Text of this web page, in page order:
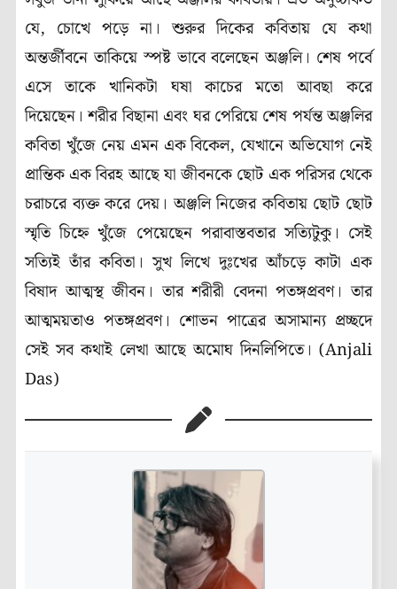
যে, চোখে পড়ে না। শুরুর দিকের কবিতায় যে কথা
অন্তর্জীবনে তাকিয়ে স্পষ্ট ভাবে বলেছেন অঞ্জলি। শেষ পর্বে
এসে তাকে খানিকটা ঘষা কাচের মতো আবছা করে
দিয়েছেন। শরীর বিছানা এবং ঘর পেরিয়ে শেষ পর্যন্ত অঞ্জলির
কবিতা খুঁজে নেয় এমন এক বিকেল, যেখানে অভিযোগ নেই
প্রান্তিক এক বিরহ আছে যা জীবনকে ছোট এক পরিসর থেকে
চরাচরে ব্যক্ত করে দেয়। অঞ্জলি নিজের কবিতায় ছোট ছোট
স্মৃতি চিহ্নে খুঁজে পেয়েছেন পরাবাস্তবতার সত্যিটুকু। সেই
সত্যিই তাঁর কবিতা। সুখ লিখে দুঃখের আঁচড়ে কাটা এক
বিষাদ আত্মস্থ জীবন। তার শরীরী বেদনা পতঙ্গপ্রবণ। তার
আত্মময়তাও পতঙ্গপ্রবণ। শোভন পাত্রের অসামান্য প্রচ্ছদে
সেই সব কথাই লেখা আছে অমোঘ দিনলিপিতে। (Anjali
Das)